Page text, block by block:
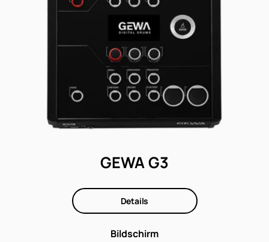
GEWA G3
Details
Bildschirm